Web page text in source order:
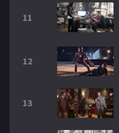
11
12
13